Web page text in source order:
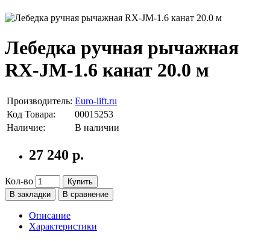
Лебедка ручная рычажная
RX-JM-1.6 канат 20.0 м
Производитель: Euro-lift.ru
Код Товара:
00015253
Наличие:
В наличии
27 240 р.
Кол-во
Купить
В закладки
В сравнение
Описание
Характеристики